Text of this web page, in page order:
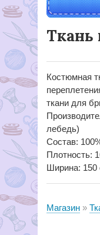
Ткань
Костюмная
ткани для
лебедь)
Состав:
Плотность:
Ширина: 150
Магазин